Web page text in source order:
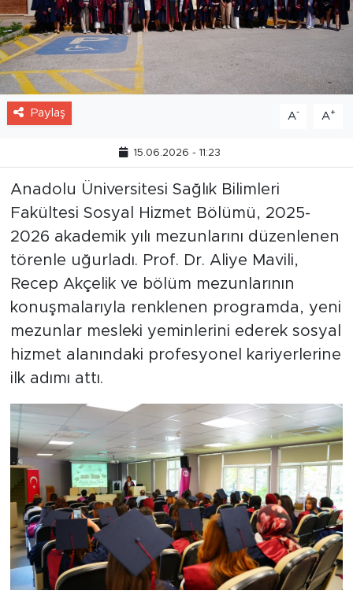
Paylaş A- A+
15.06.2026 - 11:23
Anadolu Üniversitesi Sağlık Bilimleri
Fakültesi Sosyal Hizmet Bölümü, 2025-
2026 akademik yılı mezunlarını düzenlenen
törenle uğurladı. Prof. Dr. Aliye Mavili,
Recep Akçelik ve bölüm mezunlarının
konuşmalarıyla renklenen programda, yeni
mezunlar mesleki yeminlerini ederek sosyal
hizmet alanındaki profesyonel kariyerlerine
ilk adımı attı.